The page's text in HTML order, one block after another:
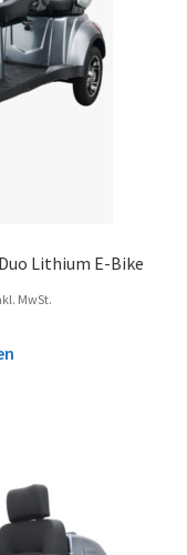
Lithium E-Bike
MwSt.